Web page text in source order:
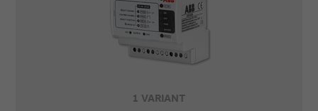
1 VARIANT